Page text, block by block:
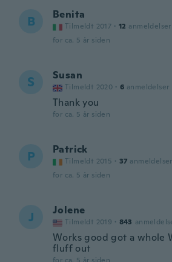
B Benita
Tilmeldt 2017 · 12 anmeldelser
for ca. 5 år siden
S Susan
Tilmeldt 2020 · 6 anmeldelser
Thank you
for ca. 5 år siden
P Patrick
Tilmeldt 2015 · 37 anmeldelser
for ca. 5 år siden
J Jolene
Tilmeldt 2019 · 843
Works good got a whole
fluff out